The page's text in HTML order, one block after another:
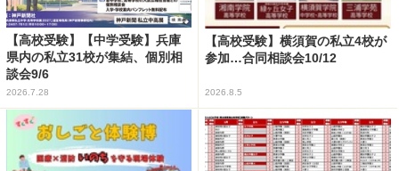
【高校受験】【中学受験】兵庫
県内の私立31校が集結、個別相
談会9/6
2026.7.28
【高校受験】横須賀の私立4校が
参加…合同相談会10/12
2026.8.5